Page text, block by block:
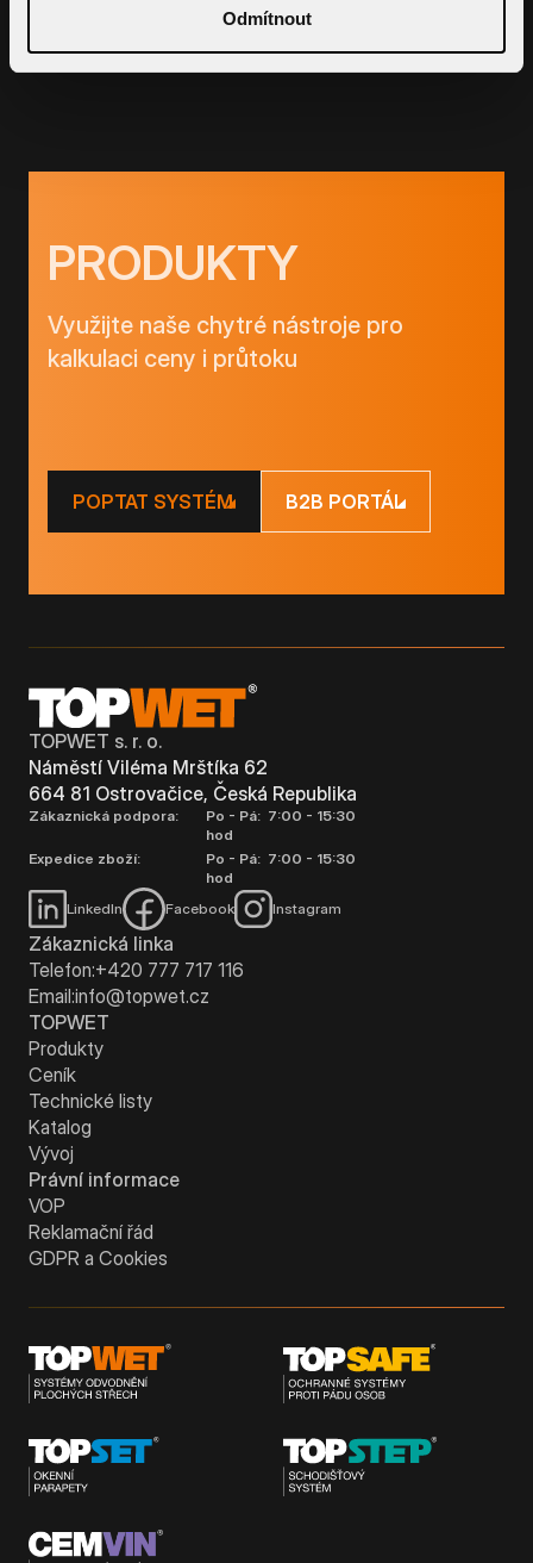
Odmítnout
PRODUKTY
Využijte naše chytré nástroje pro
kalkulaci ceny i průtoku
B2B PORTÁL
POPTAT SYSTÉM
TOPWET s. r. o.
Náměstí Viléma Mrštíka 62
664 81 Ostrovačice, Česká Republika
Zákaznická podpora:
Po - Pá: 7:00 - 15:30
hod
Expedice zboží:
Po - Pá: 7:00 - 15:30
hod
LinkedIn
Facebook Instagram
Zákaznická linka
Telefon:+420 777 717 116
Email:info@topwet.cz
TOPWET
Produkty
Ceník
Technické listy
Katalog
Vývoj
Právní informace
VOP
Reklamační řád
GDPR a Cookies